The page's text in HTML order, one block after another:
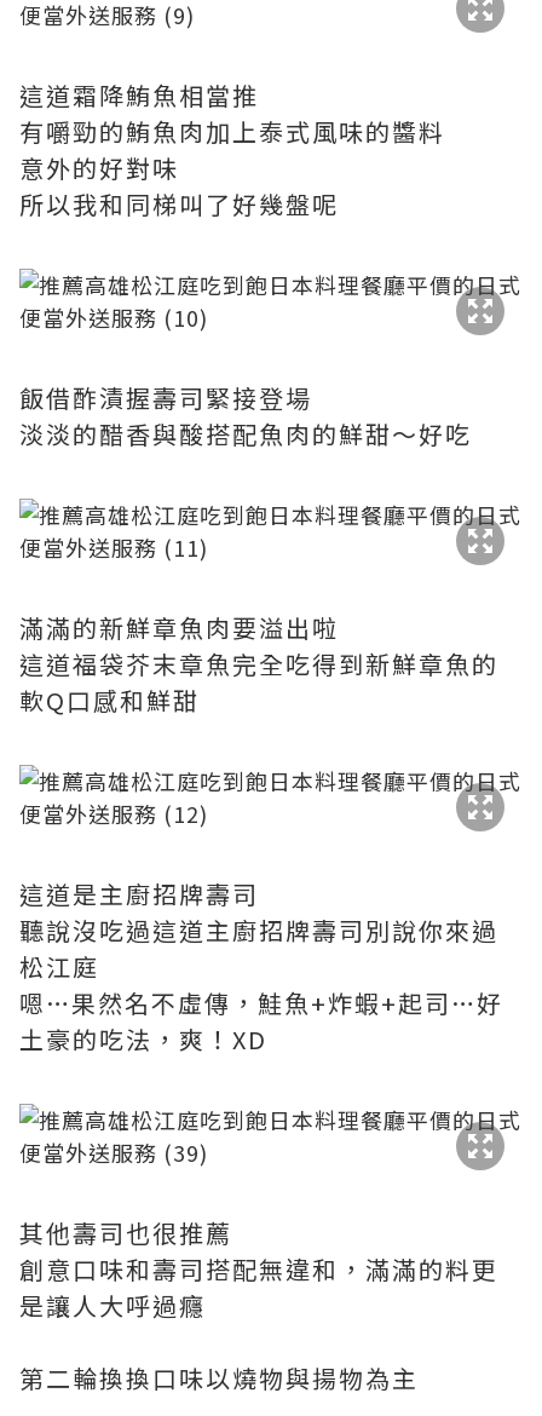
這道霜降鮪魚相當推
有嚼勁的鮪魚肉加上泰式風味的醬料
意外的好對味
所以我和同梯叫了好幾盤呢
飯借酢漬握壽司緊接登場
淡淡的醋香與酸搭配魚肉的鮮甜～好吃
滿滿的新鮮章魚肉要溢出啦
這道福袋芥末章魚完全吃得到新鮮章魚的
軟Q口感和鮮甜
這道是主廚招牌壽司
聽說沒吃過這道主廚招牌壽司別說你來過
松江庭
嗯…果然名不虛傳，鮭魚+炸蝦+起司…好
土豪的吃法，爽！XD
其他壽司也很推薦
創意口味和壽司搭配無違和，滿滿的料更
是讓人大呼過癮
第二輪換換口味以燒物與揚物為主